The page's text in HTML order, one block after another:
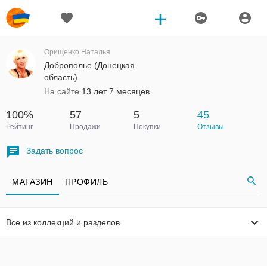
Орищенко Наталья
Доброполье (Донецкая
область)
На сайте 13 лет 7 месяцев
100%
Рейтинг
57
Продажи
5
Покупки
45
Отзывы
Задать вопрос
МАГАЗИН ПРОФИЛЬ
Все из коллекций и разделов